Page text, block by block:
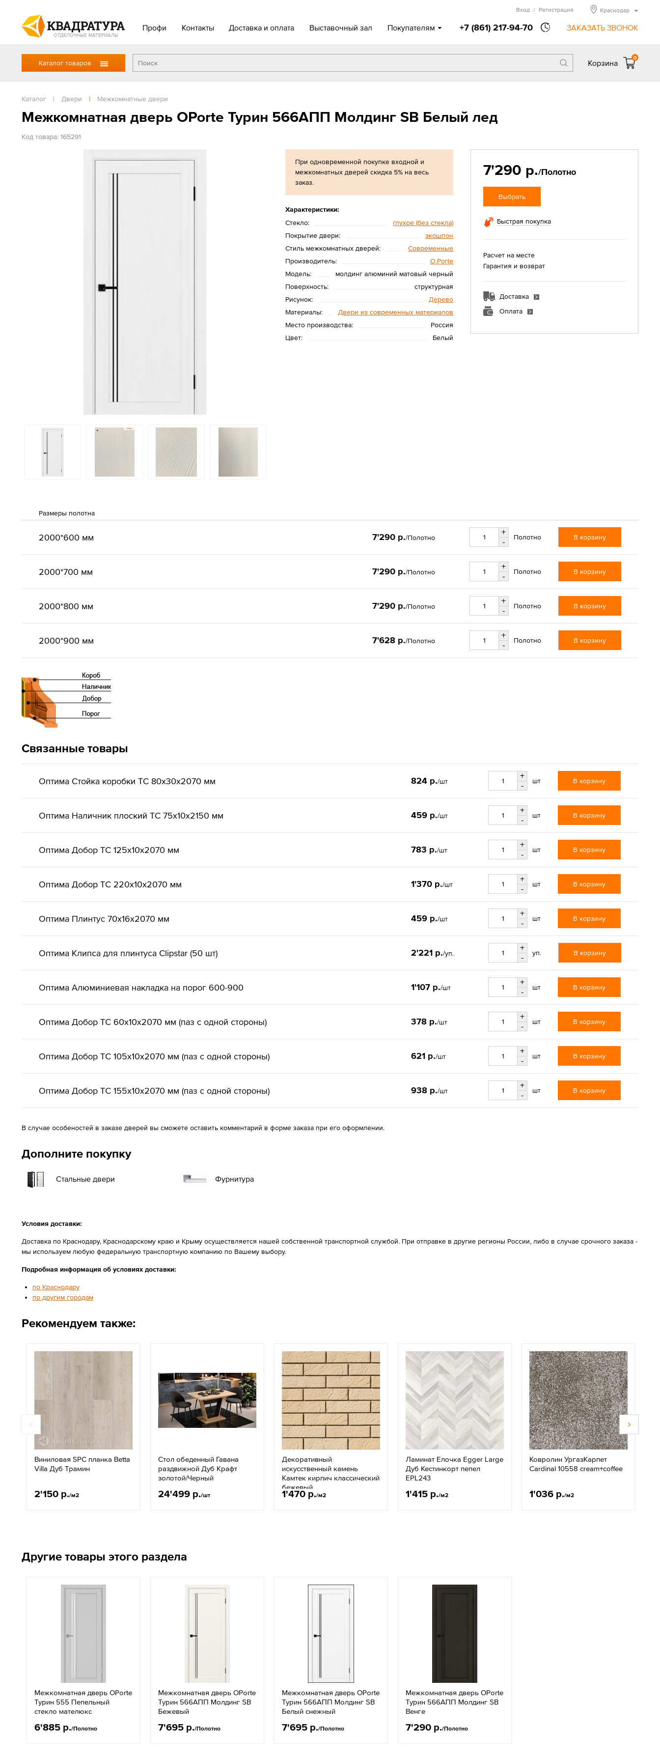
ОТДЕЛОЧНЫЕ МАТЕРИАЛЫ
Профи Контакты Доставка и оплата Выставочный зал Покупателям +7 (861) 217-94-70 ЗАКАЗАТЬ ЗВОНОК
Вход / Регистрация Краснодар
Каталог товаров Корзина
0
Каталог | Двери | Межкомнатные двери
Межкомнатная дверь OPorte Турин 566АПП Молдинг SB Белый лед
Код товара: 165291
При одновременной покупке входной и
межкомнатных дверей скидка 5% на весь
заказ.
Характеристики:
Стекло:
глухое (без стекла)
Покрытие двери:
экошпон
Стиль межкомнатных дверей:
Современные
Производитель:
O.Porte
Модель:
молдинг алюминий матовый черный
Поверхность:
структурная
Рисунок:
Дерево
Материалы:
Двери из современных материалов
Место производства:
Россия
Цвет:
Белый
7'290 р./Полотно
Выбрать
Быстрая покупка
Расчет на месте
Гарантия и возврат
Доставка
Оплата
Размеры полотна
2000*600 мм 7'290 р./Полотно
+
-
Полотно В корзину
2000*700 мм 7'290 р./Полотно
+
-
Полотно В корзину
2000*800 мм 7'290 р./Полотно
+
-
Полотно В корзину
2000*900 мм 7'628 р./Полотно
+
-
Полотно В корзину
Связанные товары
Оптима Стойка коробки ТС 80х30х2070 мм 824 р./шт
+
-
шт В корзину
Оптима Наличник плоский ТС 75х10х2150 мм 459 р./шт
+
-
шт В корзину
Оптима Добор ТС 125х10х2070 мм 783 р./шт
+
-
шт В корзину
Оптима Добор ТС 220х10х2070 мм 1'370 р./шт
+
-
шт В корзину
Оптима Плинтус 70х16х2070 мм 459 р./шт
+
-
шт В корзину
Оптима Клипса для плинтуса Clipstar (50 шт) 2'221 р./уп.
+
-
уп. В корзину
Оптима Алюминиевая накладка на порог 600-900 1'107 р./шт
+
-
шт В корзину
Оптима Добор ТС 60х10х2070 мм (паз с одной стороны) 378 р./шт
+
-
шт В корзину
Оптима Добор ТС 105х10х2070 мм (паз с одной стороны) 621 р./шт
+
-
шт В корзину
Оптима Добор ТС 155х10х2070 мм (паз с одной стороны) 938 р./шт
+
-
шт В корзину
В случае особеностей в заказе дверей вы сможете оставить комментарий в форме заказа при его оформлении.
Дополните покупку
Стальные двери Фурнитура
Условия доставки:
Доставка по Краснодару, Краснодарскому краю и Крыму осуществляется нашей собственной транспортной службой. При отправке в другие регионы России, либо в случае срочного заказа -
мы используем любую федеральную транспортную компанию по Вашему выбору.
Подробная информация об условиях доставки:
по Краснодару
по другим городам
Рекомендуем также:
Виниловая SPC планка Betta
Villa Дуб Трамин
2'150 р./м2
Стол обеденный Гавана
раздвижной Дуб Крафт
золотой/Черный
24'499 р./шт
Декоративный
искусственный камень
Камтек кирпич классический
бежевый
1'470 р./м2
Ламинат Елочка Egger Large
Дуб Кестинкорт пепел
EPL243
1'415 р./м2
Ковролин УргазКарпет
Cardinal 10558 cream+coffee
1'036 р./м2
Другие товары этого раздела
Межкомнатная дверь OPorte
Турин 555 Пепельный
стекло мателюкс
6'885 р./Полотно
Межкомнатная дверь OPorte
Турин 566АПП Молдинг SB
Бежевый
7'695 р./Полотно
Межкомнатная дверь OPorte
Турин 566АПП Молдинг SB
Белый снежный
7'695 р./Полотно
Межкомнатная дверь OPorte
Турин 566АПП Молдинг SB
Венге
7'290 р./Полотно